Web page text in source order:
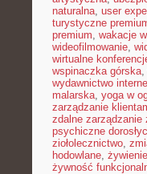
naturalna, user
turystyczne
premium, wakacje
wideofilmowanie,
wirtualne
wspinaczka górska,
wydawnictwo
malarska, yoga w
zarządzanie
zdalne zarządzanie
psychiczne
ziołolecznictwo,
hodowlane,
żywność